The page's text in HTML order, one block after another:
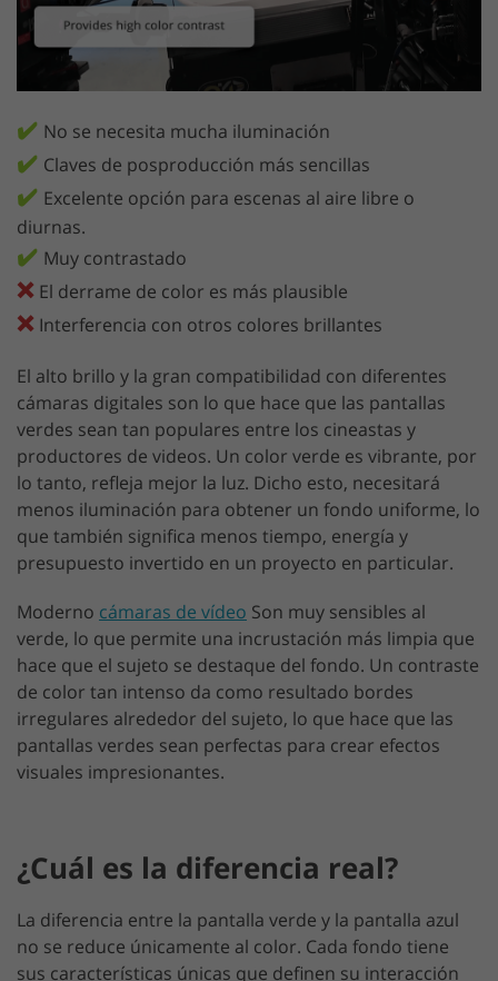
✔️ No se necesita mucha iluminación
✔️ Claves de posproducción más sencillas
✔️ Excelente opción para escenas al aire libre o
diurnas.
✔️ Muy contrastado
❌ El derrame de color es más plausible
❌ Interferencia con otros colores brillantes
El alto brillo y la gran compatibilidad con diferentes
cámaras digitales son lo que hace que las pantallas
verdes sean tan populares entre los cineastas y
productores de videos. Un color verde es vibrante, por
lo tanto, refleja mejor la luz. Dicho esto, necesitará
menos iluminación para obtener un fondo uniforme, lo
que también significa menos tiempo, energía y
presupuesto invertido en un proyecto en particular.
Moderno cámaras de vídeo Son muy sensibles al
verde, lo que permite una incrustación más limpia que
hace que el sujeto se destaque del fondo. Un contraste
de color tan intenso da como resultado bordes
irregulares alrededor del sujeto, lo que hace que las
pantallas verdes sean perfectas para crear efectos
visuales impresionantes.
¿Cuál es la diferencia real?
La diferencia entre la pantalla verde y la pantalla azul
no se reduce únicamente al color. Cada fondo tiene
sus características únicas que definen su interacción